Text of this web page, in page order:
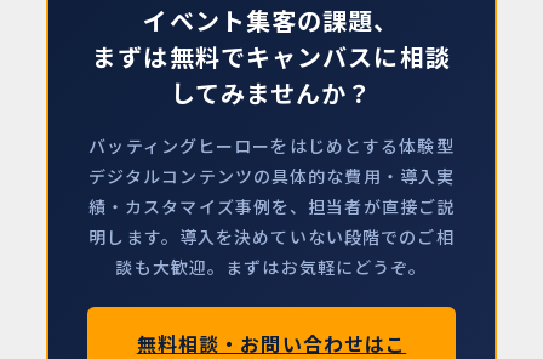
イベント集客の課題、
まずは無料でキャンバスに相談
してみませんか？
バッティングヒーローをはじめとする体験型
デジタルコンテンツの具体的な費用・導入実
績・カスタマイズ事例を、担当者が直接ご説
明します。導入を決めていない段階でのご相
談も大歓迎。まずはお気軽にどうぞ。
無料相談・お問い合わせはこ